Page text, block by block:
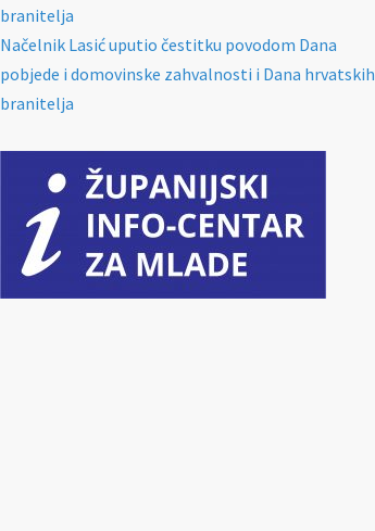
branitelja
Načelnik Lasić uputio čestitku povodom Dana
pobjede i domovinske zahvalnosti i Dana hrvatskih
branitelja